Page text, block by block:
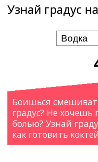
Узнай градус
Боишься
градус? Не хочешь
болью? Узнай
как готовить